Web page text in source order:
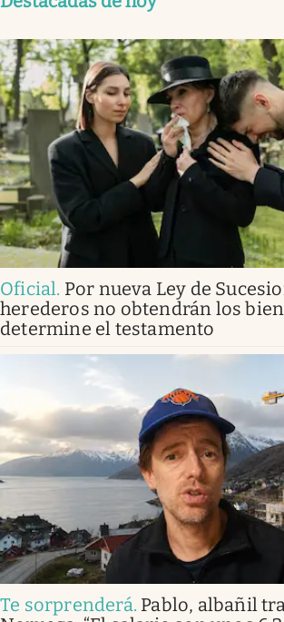
Oficial. Por nueva Ley de
herederos no obtendrán los
determine el testamento
Te sorprenderá. Pablo, albañil